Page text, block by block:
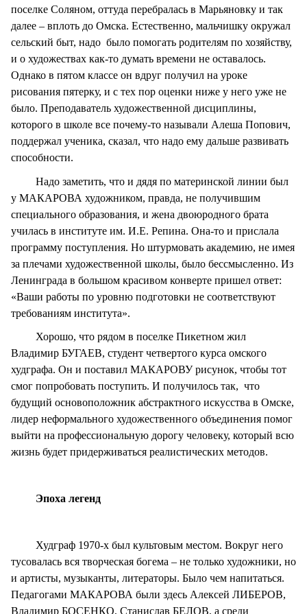
поселке Соляном, оттуда перебралась в Марьяновку и так
далее – вплоть до Омска. Естественно, мальчишку окружал
сельский быт, надо было помогать родителям по хозяйству,
и о художествах как-то думать времени не оставалось.
Однако в пятом классе он вдруг получил на уроке
рисования пятерку, и с тех пор оценки ниже у него уже не
было. Преподаватель художественной дисциплины,
которого в школе все почему-то называли Алеша Попович,
поддержал ученика, сказал, что надо ему дальше развивать
способности.
Надо заметить, что и дядя по материнской линии был
у МАКАРОВА художником, правда, не получившим
специального образования, и жена двоюродного брата
училась в институте им. И.Е. Репина. Она-то и прислала
программу поступления. Но штурмовать академию, не имея
за плечами художественной школы, было бессмысленно. Из
Ленинграда в большом красивом конверте пришел ответ:
«Ваши работы по уровню подготовки не соответствуют
требованиям института».
Хорошо, что рядом в поселке Пикетном жил
Владимир БУГАЕВ, студент четвертого курса омского
худграфа. Он и поставил МАКАРОВУ рисунок, чтобы тот
смог попробовать поступить. И получилось так, что
будущий основоположник абстрактного искусства в Омске,
лидер неформального художественного объединения помог
выйти на профессиональную дорогу человеку, который всю
жизнь будет придерживаться реалистических методов.
Эпоха легенд
Худграф 1970-х был культовым местом. Вокруг него
тусовалась вся творческая богема – не только художники, но
и артисты, музыканты, литераторы. Было чем напитаться.
Педагогами МАКАРОВА были здесь Алексей ЛИБЕРОВ,
Владимир БОСЕНКО, Станислав БЕЛОВ, а среди